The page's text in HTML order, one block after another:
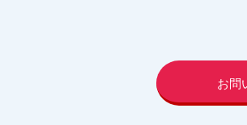
項利用目的の範囲に限って個人情報を外
報保護水準の高い委託先を選定し、個人
お問